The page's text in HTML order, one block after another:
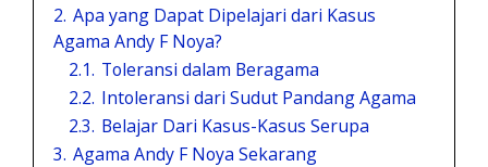
2. Apa yang Dapat Dipelajari dari Kasus
Agama Andy F Noya?
2.1. Toleransi dalam Beragama
2.2. Intoleransi dari Sudut Pandang Agama
2.3. Belajar Dari Kasus-Kasus Serupa
3. Agama Andy F Noya Sekarang